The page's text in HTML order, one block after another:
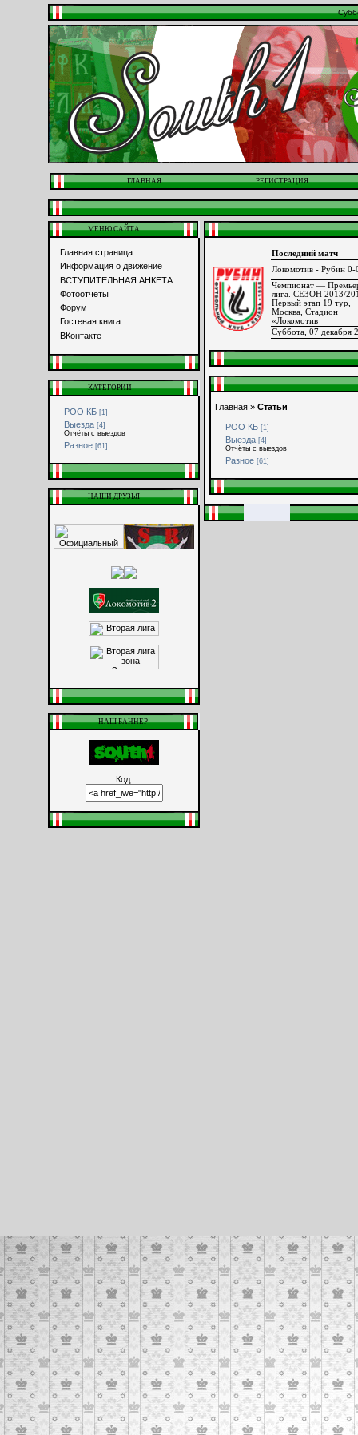
ГЛАВНАЯ РЕГИСТРАЦИЯ
МЕНЮ САЙТА
Главная страница
Информация о движение
ВСТУПИТЕЛЬНАЯ АНКЕТА
Фотоотчёты
Форум
Гостевая книга
ВКонтакте
КАТЕГОРИИ
РОО КБ [1]
Выезда [4]
Отчёты с выездов
Разное [61]
НАШИ ДРУЗЬЯ
НАШ БАННЕР
Код:
Последний матч
Локомотив - Рубин 0-
Чемпионат —
лига. СЕЗОН 2013/
Первый этап 19 тур,
Москва, Стадион
«Локомотив
Суббота, 07 декабря
Главная » Статьи
РОО КБ [1]
Выезда [4]
Отчёты с выездов
Разное [61]